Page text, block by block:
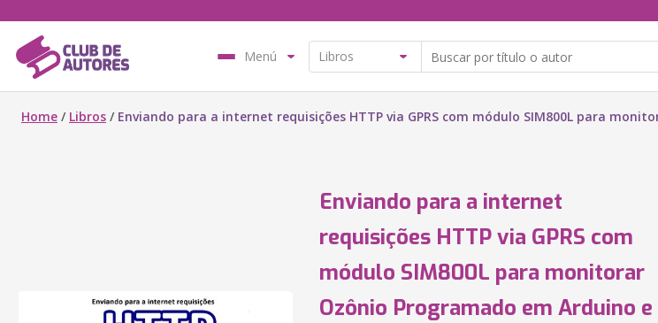
Menú
Home / Libros / Enviando para a internet requisições HTTP via GPRS com módulo SIM800L para
Enviando para a internet
requisições HTTP via GPRS com
módulo SIM800L para monitorar
Ozônio Programado em Arduino e